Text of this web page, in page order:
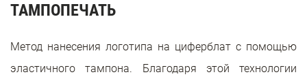
ТАМПОПЕЧАТЬ
Метод нанесения логотипа на циферблат с помощью
эластичного тампона. Благодаря этой технологии